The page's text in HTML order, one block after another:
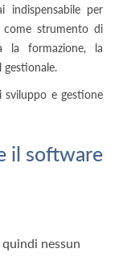
indispensabile per
strumento di
la formazione, la
sviluppo e gestione
il software
nessun